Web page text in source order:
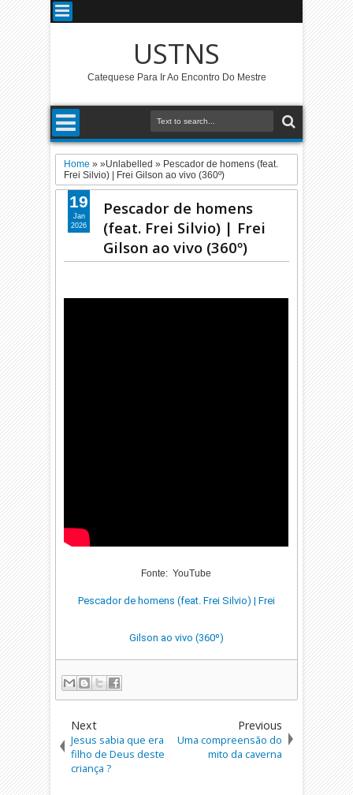
USTNS
Catequese Para Ir Ao Encontro Do Mestre
Home » »Unlabelled » Pescador de homens (feat.
Frei Silvio) | Frei Gilson ao vivo (360º)
Pescador de homens
(feat. Frei Silvio) | Frei
Gilson ao vivo (360º)
Fonte: YouTube
Pescador de homens (feat. Frei Silvio) | Frei
Gilson ao vivo (360º)
19
Jan
2026
Next
Jesus sabia que era
filho de Deus deste
criança ?
Previous
Uma compreensão do
mito da caverna